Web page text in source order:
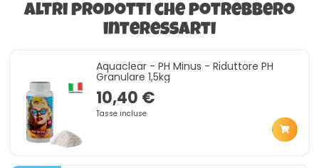
Altri prodotti che potrebbero
interessarti
Aquaclear - PH Minus - Riduttore PH
Granulare 1,5kg
10,40 €
Tasse incluse